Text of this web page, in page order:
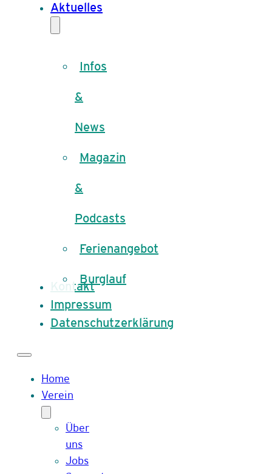
Aktuelles
Infos
&
News
Magazin
&
Podcasts
Ferienangebot
Burglauf
Kontakt
Impressum
Datenschutzerklärung
Home
Verein
Über
uns
Jobs